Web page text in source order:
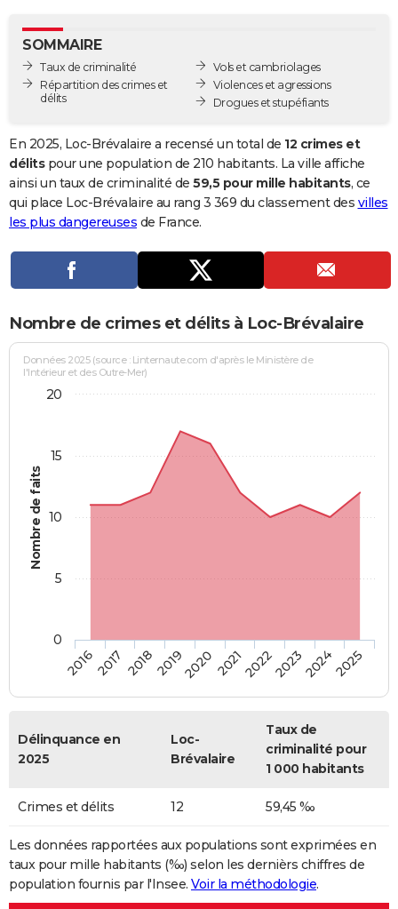
GUIDES D'ACHAT
BONS PLANS
Carte de Noël
Carte Bonne année
Carte Saint-Valentin
Carte Pâques
Carte d'anniversaire
DICTIONNAIRE
Dictionnaire
Biographies
Citations
Expressions
Proverbes
PROGRAMME TV
Se connecter
Entreprises
Service militaire
Avis de recherche
AVIS DE DÉCÈS
Bricolage
Lifestyle
Culture
Sport
Auto
Television
Voyage
Cinema
SOMMAIRE
Taux de criminalité
Répartition des crimes et
délits
Vols et cambriolages
Violences et agressions
Drogues et stupéfiants
En 2025, Loc-Brévalaire a recensé un total de 12 crimes et
délitspour une population de 210 habitants. La ville affiche
ainsi un taux de criminalité de 59,5 pour mille habitants, ce
qui place Loc-Brévalaire au rang 3 369 du classement des villes
les plus dangereuses de France.
Nombre de crimes et délits à Loc-Brévalaire
Nombre de faits
Données 2025 (source : Linternaute.com d'après le Ministère de
l'Intérieur et des Outre-Mer)
20162017 20182019202020212022202320242025
0
5
10
15
20
Délinquance en
2025
Loc-
Brévalaire
Taux de
criminalité pour
1 000 habitants
Crimes et délits 12 59,45 ‰
Les données rapportées aux populations sont exprimées en
taux pour mille habitants (‰) selon les dernièrs chiffres de
population fournis par l'Insee. Voir la méthodologie.